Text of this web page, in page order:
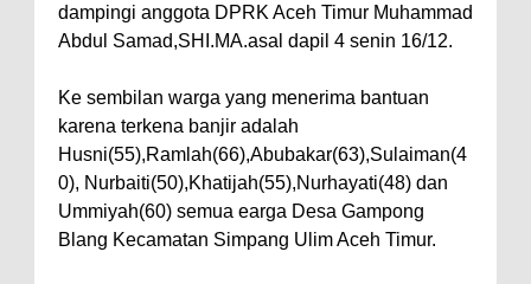
dampingi anggota DPRK Aceh Timur Muhammad
Abdul Samad,SHI.MA.asal dapil 4 senin 16/12.
Ke sembilan warga yang menerima bantuan
karena terkena banjir adalah
Husni(55),Ramlah(66),Abubakar(63),Sulaiman(4
0), Nurbaiti(50),Khatijah(55),Nurhayati(48) dan
Ummiyah(60) semua earga Desa Gampong
Blang Kecamatan Simpang Ulim Aceh Timur.